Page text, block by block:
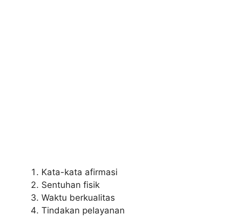
Kata-kata afirmasi
Sentuhan fisik
Waktu berkualitas
Tindakan pelayanan